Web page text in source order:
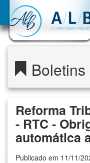
Boletins
Reforma
- RTC -
automática
Publicado em 11/11/